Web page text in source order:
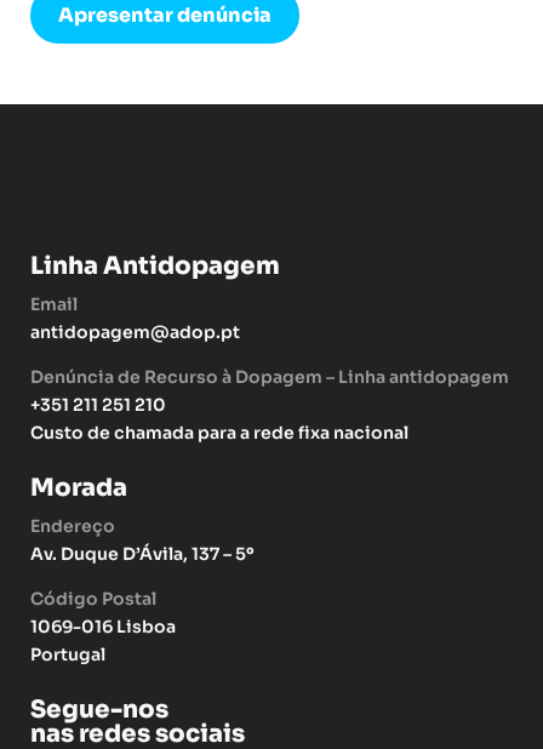
Apresentar denúncia
Linha Antidopagem
Email
antidopagem@adop.pt
Denúncia de Recurso à Dopagem – Linha antidopagem
+351 211 251 210
Custo de chamada para a rede fixa nacional
Morada
Endereço
Av. Duque D’Ávila, 137 – 5º
Código Postal
1069-016 Lisboa
Portugal
Segue-nos
nas redes sociais